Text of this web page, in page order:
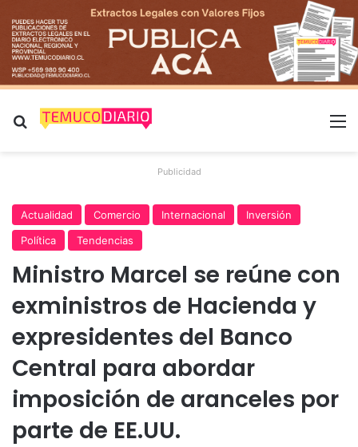
Buscar por
Publicidad
Actualidad Comercio Internacional
Inversión
Política
Tendencias
Ministro Marcel se reúne con
exministros de Hacienda y
expresidentes del Banco
Central para abordar
imposición de aranceles por
parte de EE.UU.